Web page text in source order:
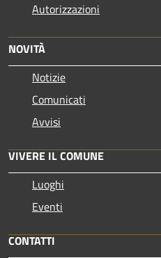
Autorizzazioni
NOVITÀ
Notizie
Comunicati
Avvisi
VIVERE IL COMUNE
Luoghi
Eventi
CONTATTI